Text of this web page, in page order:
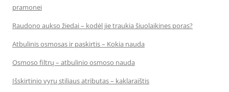
pramonei
Raudono aukso žiedai – kodėl jie traukia šiuolaikines poras?
Atbulinis osmosas ir paskirtis – Kokia nauda
Osmoso filtrų – atbulinio osmoso nauda
Išskirtinio vyrų stiliaus atributas – kaklaraištis